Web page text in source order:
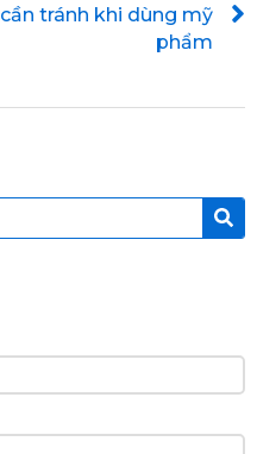
cần tránh khi dùng mỹ
phẩm
Tìm